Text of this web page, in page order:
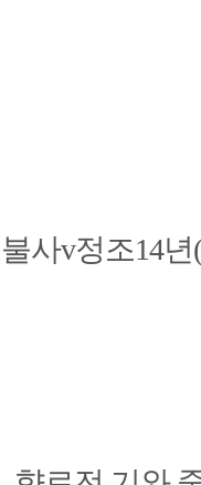
사v정조14년